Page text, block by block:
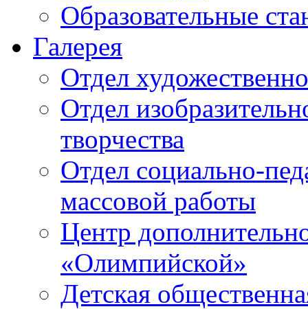
Образовательные
Галерея
Отдел
Отдел
творчества
Отдел социально-
массовой работы
Центр
«Олимпийской»
Детская